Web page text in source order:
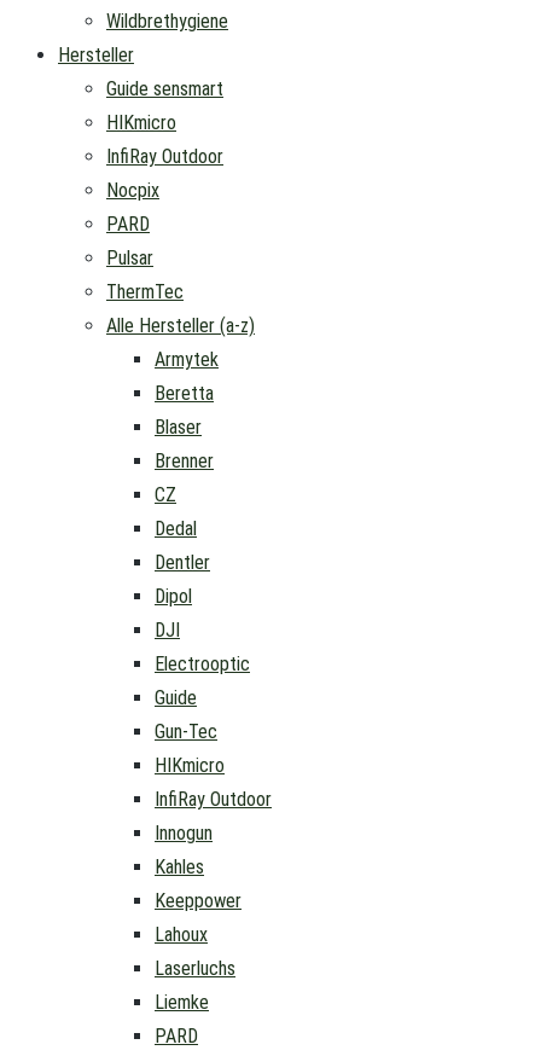
Wildbrethygiene
Hersteller
Guide sensmart
HIKmicro
InfiRay Outdoor
Nocpix
PARD
Pulsar
ThermTec
Alle Hersteller (a-z)
Armytek
Beretta
Blaser
Brenner
CZ
Dedal
Dentler
Dipol
DJI
Electrooptic
Guide
Gun-Tec
HIKmicro
InfiRay Outdoor
Innogun
Kahles
Keeppower
Lahoux
Laserluchs
Liemke
PARD